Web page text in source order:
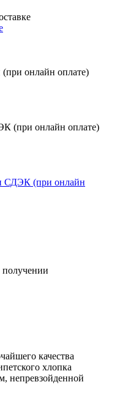
(при онлайн оплате)
(при онлайн оплате)
СДЭК (при онлайн
получении
качества
хлопка
непревзойденной